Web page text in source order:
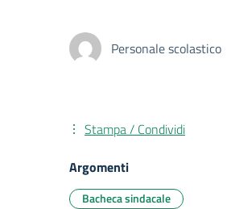
Personale scolastico
Stampa / Condividi
Argomenti
Bacheca sindacale